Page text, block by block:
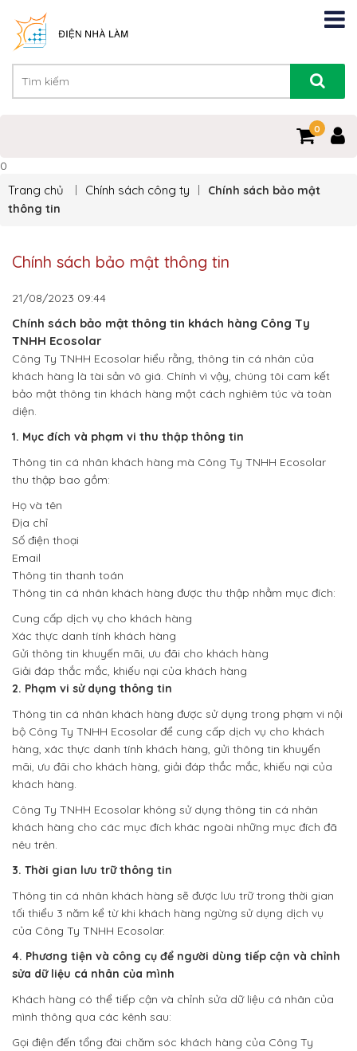
0
0
Trang chủ Chính sách công ty
Chính sách bảo mật
thông tin
Chính sách bảo mật thông tin
21/08/2023 09:44
Chính sách bảo mật thông tin khách hàng Công Ty
TNHH Ecosolar
Công Ty TNHH Ecosolar hiểu rằng, thông tin cá nhân của
khách hàng là tài sản vô giá. Chính vì vậy, chúng tôi cam kết
bảo mật thông tin khách hàng một cách nghiêm túc và toàn
diện.
1. Mục đích và phạm vi thu thập thông tin
Thông tin cá nhân khách hàng mà Công Ty TNHH Ecosolar
thu thập bao gồm:
Họ và tên
Địa chỉ
Số điện thoại
Email
Thông tin thanh toán
Thông tin cá nhân khách hàng được thu thập nhằm mục đích:
Cung cấp dịch vụ cho khách hàng
Xác thực danh tính khách hàng
Gửi thông tin khuyến mãi, ưu đãi cho khách hàng
Giải đáp thắc mắc, khiếu nại của khách hàng
2. Phạm vi sử dụng thông tin
Thông tin cá nhân khách hàng được sử dụng trong phạm vi nội
bộ Công Ty TNHH Ecosolar để cung cấp dịch vụ cho khách
hàng, xác thực danh tính khách hàng, gửi thông tin khuyến
mãi, ưu đãi cho khách hàng, giải đáp thắc mắc, khiếu nại của
khách hàng.
Công Ty TNHH Ecosolar không sử dụng thông tin cá nhân
khách hàng cho các mục đích khác ngoài những mục đích đã
nêu trên.
3. Thời gian lưu trữ thông tin
Thông tin cá nhân khách hàng sẽ được lưu trữ trong thời gian
tối thiểu 3 năm kể từ khi khách hàng ngừng sử dụng dịch vụ
của Công Ty TNHH Ecosolar.
4. Phương tiện và công cụ để người dùng tiếp cận và chỉnh
sửa dữ liệu cá nhân của mình
Khách hàng có thể tiếp cận và chỉnh sửa dữ liệu cá nhân của
mình thông qua các kênh sau:
Gọi điện đến tổng đài chăm sóc khách hàng của Công Ty